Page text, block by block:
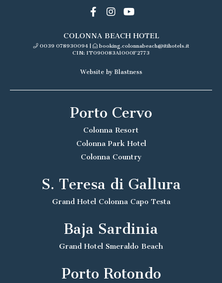
COLONNA BEACH HOTEL
0039 078930094|
booking.colonnabeach@itihotels.it
CIN: IT090083A1000F2773
Website by Blastness
Porto Cervo
Colonna Resort
Colonna Park Hotel
Colonna Country
S. Teresa di Gallura
Grand Hotel Colonna Capo Testa
Baja Sardinia
Grand Hotel Smeraldo Beach
Porto Rotondo